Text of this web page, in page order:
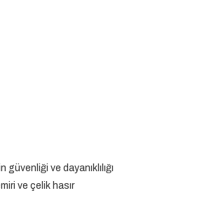
ve dayanıklılığı
ve çelik hasır